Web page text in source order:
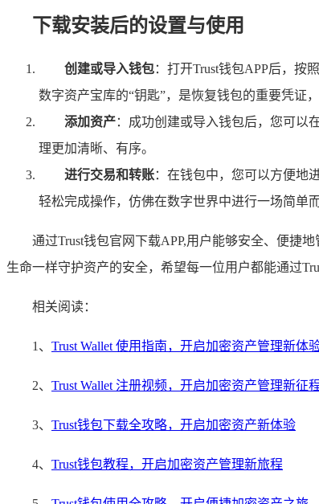
下载安装后的设置与使用
创建或导入钱包：打开Trust钱包APP后，按
数字资产宝库的“钥匙”，是恢复钱包的重要凭证
添加资产：成功创建或导入钱包后，您可以
理更加清晰、有序。
进行交易和转账：在钱包中，您可以方便地
轻松完成操作，仿佛在数字世界中进行一场简单
通过Trust钱包官网下载APP,用户能够安全、便捷
生命一样守护资产的安全，希望每一位用户都能通过
相关阅读：
1、 Trust Wallet 使用指南，开启加密资产管理新体
2、 Trust Wallet 注册视频，开启加密资产管理新征
3、 Trust钱包下载全攻略，开启加密资产新体验
4、 Trust钱包教程，开启加密资产管理新旅程